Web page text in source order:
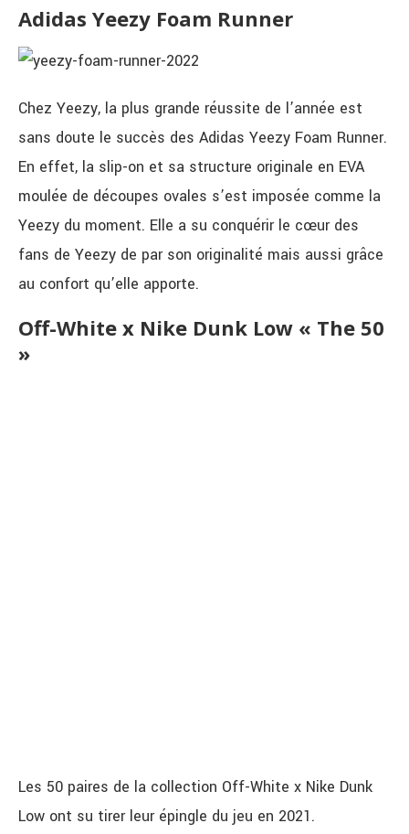
Adidas Yeezy Foam Runner
Chez Yeezy, la plus grande réussite de l’année est
sans doute le succès des Adidas Yeezy Foam Runner.
En effet, la slip-on et sa structure originale en EVA
moulée de découpes ovales s’est imposée comme la
Yeezy du moment. Elle a su conquérir le cœur des
fans de Yeezy de par son originalité mais aussi grâce
au confort qu’elle apporte.
Off-White x Nike Dunk Low « The 50
»
Les 50 paires de la collection Off-White x Nike Dunk
Low ont su tirer leur épingle du jeu en 2021.